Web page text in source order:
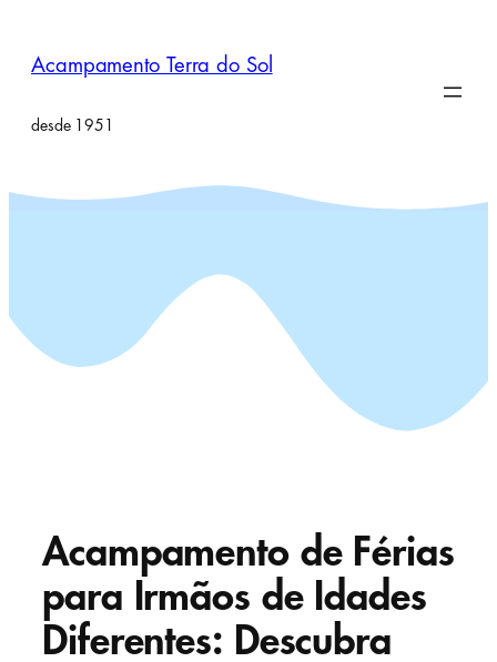
Acampamento Terra do Sol
desde 1951
Acampamento de Férias
para Irmãos de Idades
Diferentes: Descubra